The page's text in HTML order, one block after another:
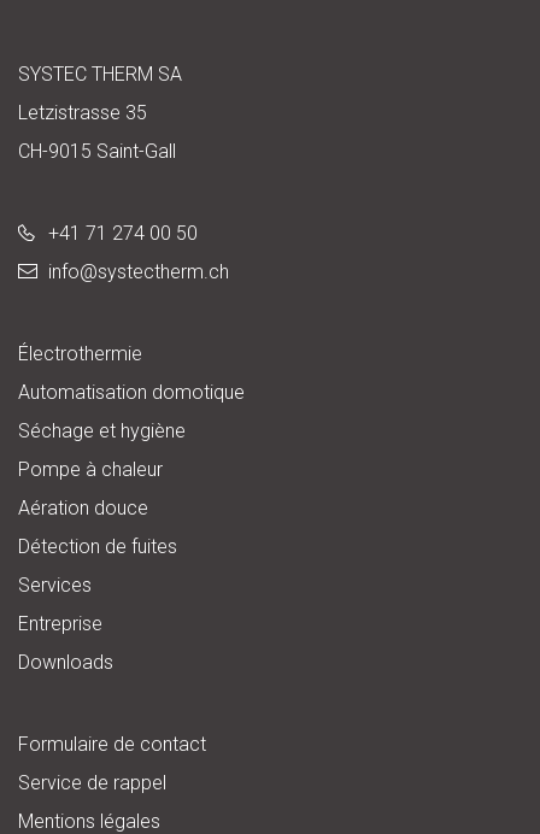
SYSTEC THERM SA
Letzistrasse 35
CH-9015 Saint-Gall
+41 71 274 00 50
info@systectherm.ch
Électrothermie
Automatisation domotique
Séchage et hygiène
Pompe à chaleur
Aération douce
Détection de fuites
Services
Entreprise
Downloads
Formulaire de contact
Service de rappel
Mentions légales